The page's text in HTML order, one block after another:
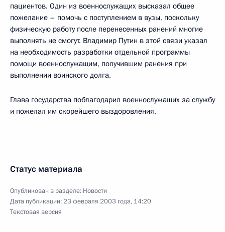
пациентов. Один из военнослужащих высказал общее
пожелание – помочь с поступлением в вузы, поскольку
физическую работу после перенесенных ранений многие
выполнять не смогут. Владимир Путин в этой связи указал
на необходимость разработки отдельной программы
помощи военнослужащим, получившим ранения при
выполнении воинского долга.
Глава государства поблагодарил военнослужащих за службу
и пожелал им скорейшего выздоровления.
Статус материала
Опубликован в разделе: Новости
Дата публикации:23 февраля 2003 года, 14:20
Текстовая версия